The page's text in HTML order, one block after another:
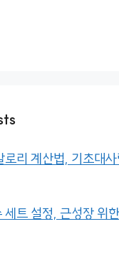
로리 계산법, 기초대
세트 설정, 근성장 위